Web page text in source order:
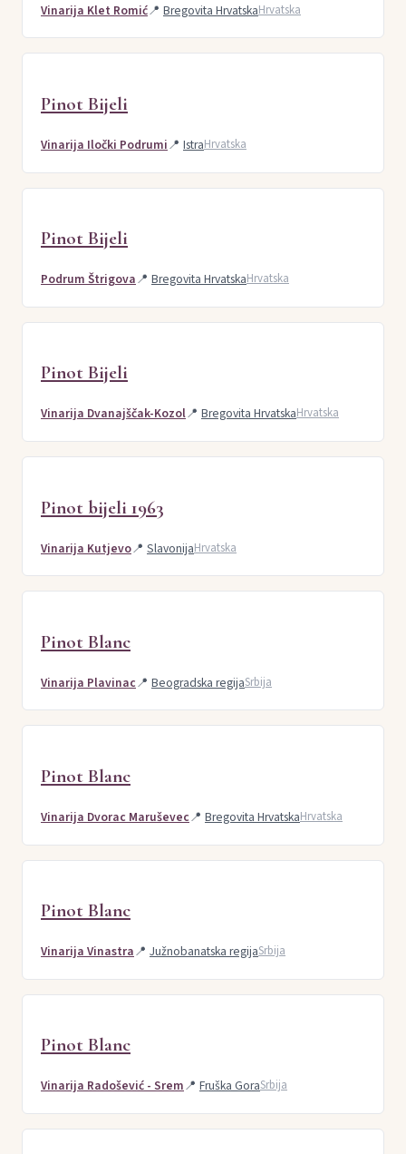
Vinarija Klet Romić📍 Bregovita HrvatskaHrvatska
Pinot Bijeli
Vinarija Iločki Podrumi📍 IstraHrvatska
Pinot Bijeli
Podrum Štrigova📍 Bregovita HrvatskaHrvatska
Pinot Bijeli
Vinarija Dvanajščak-Kozol📍 Bregovita HrvatskaHrvatska
Pinot bijeli 1963
Vinarija Kutjevo📍 SlavonijaHrvatska
Pinot Blanc
Vinarija Plavinac📍 Beogradska regijaSrbija
Pinot Blanc
Vinarija Dvorac Maruševec📍 Bregovita HrvatskaHrvatska
Pinot Blanc
Vinarija Vinastra📍 Južnobanatska regijaSrbija
Pinot Blanc
Vinarija Radošević - Srem📍 Fruška GoraSrbija